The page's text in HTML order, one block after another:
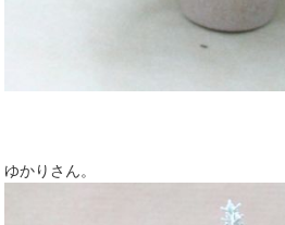
ゆかりさん。